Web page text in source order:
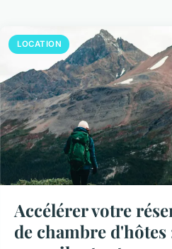
LOCATION
Accélérer votre
de chambre d'hôtes